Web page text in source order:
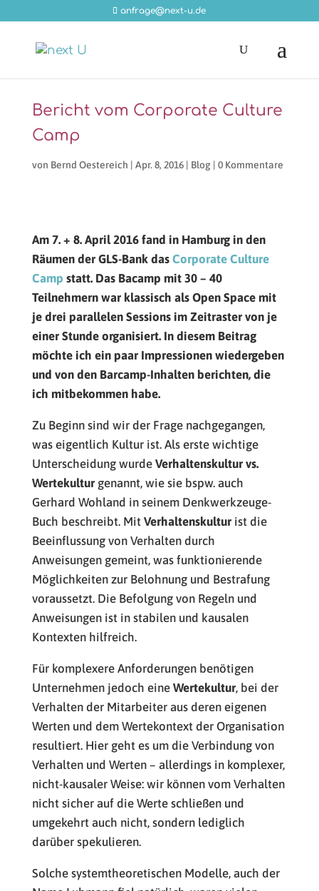
anfrage@next-u.de
Bericht vom Corporate Culture
Camp
von Bernd Oestereich | Apr. 8, 2016| Blog| 0 Kommentare
Am 7. + 8. April 2016 fand in Hamburg in den
Räumen der GLS-Bank das Corporate Culture
Camp statt. Das Bacamp mit 30 – 40
Teilnehmern war klassisch als Open Space mit
je drei parallelen Sessions im Zeitraster von je
einer Stunde organisiert. In diesem Beitrag
möchte ich ein paar Impressionen wiedergeben
und von den Barcamp-Inhalten berichten, die
ich mitbekommen habe.
Zu Beginn sind wir der Frage nachgegangen,
was eigentlich Kultur ist. Als erste wichtige
Unterscheidung wurde Verhaltenskultur vs.
Wertekulturgenannt, wie sie bspw. auch
Gerhard Wohland in seinem Denkwerkzeuge-
Buch beschreibt. Mit Verhaltenskulturist die
Beeinflussung von Verhalten durch
Anweisungen gemeint, was funktionierende
Möglichkeiten zur Belohnung und Bestrafung
voraussetzt. Die Befolgung von Regeln und
Anweisungen ist in stabilen und kausalen
Kontexten hilfreich.
Für komplexere Anforderungen benötigen
Unternehmen jedoch eine Wertekultur, bei der
Verhalten der Mitarbeiter aus deren eigenen
Werten und dem Wertekontext der Organisation
resultiert. Hier geht es um die Verbindung von
Verhalten und Werten – allerdings in komplexer,
nicht-kausaler Weise: wir können vom Verhalten
nicht sicher auf die Werte schließen und
umgekehrt auch nicht, sondern lediglich
darüber spekulieren.
Solche systemtheoretischen Modelle, auch der